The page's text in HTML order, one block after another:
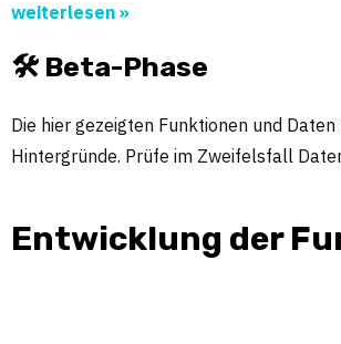
weiterlesen »
🛠 Beta-Phase
Die hier gezeigten Funktionen und
Hintergründe. Prüfe im Zweifelsfall
Entwicklung der